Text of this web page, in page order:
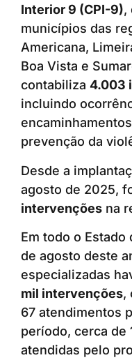
Interior 9 (CPI-9),
municípios das
Americana,
Boa Vista e
contabiliza 4.003
incluindo
prevenção da
Desde a
agosto de 2025,
intervenções na
Em todo o Estado
de agosto deste
especializadas
mil intervenções,
67 atendimentos
período, cerca de
atendidas pelo